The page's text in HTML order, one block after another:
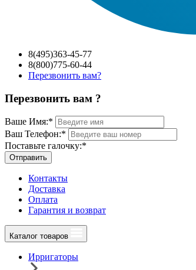
8(495)363-45-77
8(800)775-60-44
Перезвонить вам?
Перезвонить вам ?
Ваше Имя:*
Ваш Телефон:*
Поставьте галочку:*
Отправить
Контакты
Доставка
Оплата
Гарантия и возврат
Каталог товаров
Ирригаторы